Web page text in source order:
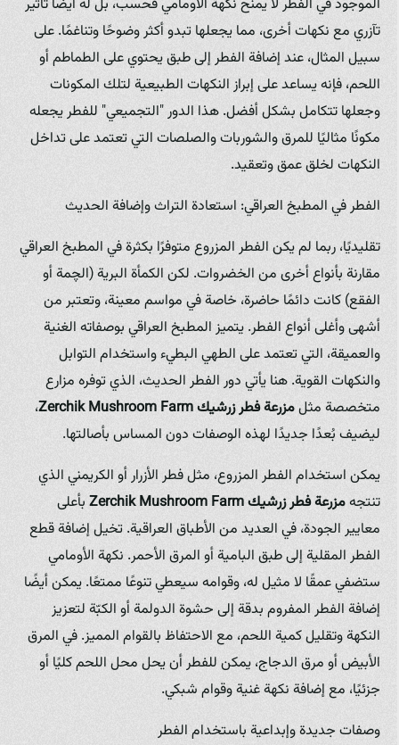
الموجود في الفطر لا يمنح نكهة الأومامي فحسب، بل له أيضًا تأثير
تآزري مع نكهات أخرى، مما يجعلها تبدو أكثر وضوحًا وتناغمًا. على
سبيل المثال، عند إضافة الفطر إلى طبق يحتوي على الطماطم أو
اللحم، فإنه يساعد على إبراز النكهات الطبيعية لتلك المكونات
وجعلها تتكامل بشكل أفضل. هذا الدور "التجميعي" للفطر يجعله
مكونًا مثاليًا للمرق والشوربات والصلصات التي تعتمد على تداخل
النكهات لخلق عمق وتعقيد.
الفطر في المطبخ العراقي: استعادة التراث وإضافة الحديث
تقليديًا، ربما لم يكن الفطر المزروع متوفرًا بكثرة في المطبخ العراقي
مقارنة بأنواع أخرى من الخضروات. لكن الكمأة البرية (الچمة أو
الفقع) كانت دائمًا حاضرة، خاصة في مواسم معينة، وتعتبر من
أشهى وأغلى أنواع الفطر. يتميز المطبخ العراقي بوصفاته الغنية
والعميقة، التي تعتمد على الطهي البطيء واستخدام التوابل
والنكهات القوية. هنا يأتي دور الفطر الحديث، الذي توفره مزارع
متخصصة مثلمزرعة فطر زرشيك Zerchik Mushroom Farm،
ليضيف بُعدًا جديدًا لهذه الوصفات دون المساس بأصالتها.
يمكن استخدام الفطر المزروع، مثل فطر الأزرار أو الكريمني الذي
تنتجهمزرعة فطر زرشيك Zerchik Mushroom Farmبأعلى
معايير الجودة، في العديد من الأطباق العراقية. تخيل إضافة قطع
الفطر المقلية إلى طبق البامية أو المرق الأحمر. نكهة الأومامي
ستضفي عمقًا لا مثيل له، وقوامه سيعطي تنوعًا ممتعًا. يمكن أيضًا
إضافة الفطر المفروم بدقة إلى حشوة الدولمة أو الكبّة لتعزيز
النكهة وتقليل كمية اللحم، مع الاحتفاظ بالقوام المميز. في المرق
الأبيض أو مرق الدجاج، يمكن للفطر أن يحل محل اللحم كليًا أو
جزئيًا، مع إضافة نكهة غنية وقوام شبكي.
وصفات جديدة وإبداعية باستخدام الفطر